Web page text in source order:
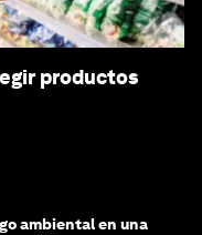
productos
ambiental en una